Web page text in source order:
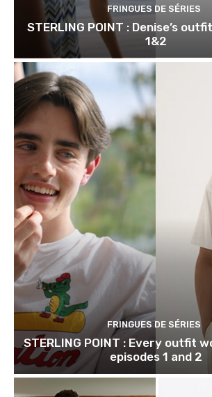
FRINGUES DE SÉRIES
STERLING POINT : Denise’s
1&2
FRINGUES DE SÉRIES
STERLING POINT : Every outfit
episodes 1 and 2